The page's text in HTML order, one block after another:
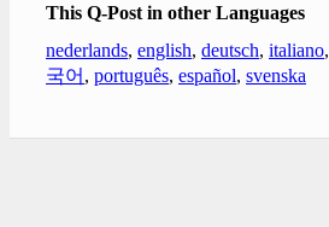
This Q-Post in other Languages
nederlands, english, deutsch, italiano,
국어 , português, español, svenska